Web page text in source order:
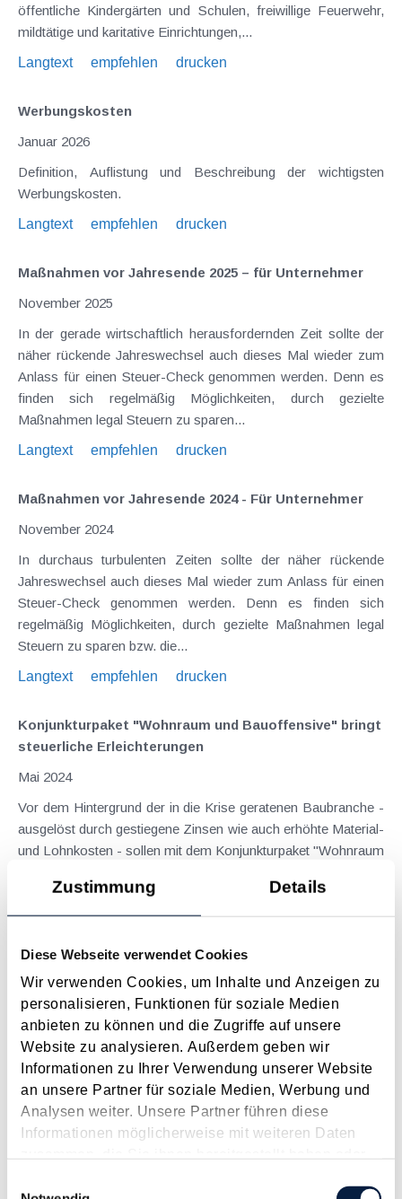
Zustimmung Details
Diese Webseite verwendet Cookies
Wir verwenden Cookies, um Inhalte und Anzeigen zu
personalisieren, Funktionen für soziale Medien
anbieten zu können und die Zugriffe auf unsere
Website zu analysieren. Außerdem geben wir
Informationen zu Ihrer Verwendung unserer Website
an unsere Partner für soziale Medien, Werbung und
Analysen weiter. Unsere Partner führen diese
Informationen möglicherweise mit weiteren Daten
öffentliche Kindergärten und Schulen, freiwillige Feuerwehr,
mildtätige und karitative Einrichtungen,...
Langtext
empfehlen drucken
Werbungskosten
Januar 2026
Definition, Auflistung und Beschreibung der wichtigsten
Werbungskosten.
Langtext
empfehlen drucken
Maßnahmen vor Jahresende 2025 – für Unternehmer
November 2025
In der gerade wirtschaftlich herausfordernden Zeit sollte der
näher rückende Jahreswechsel auch dieses Mal wieder zum
Anlass für einen Steuer-Check genommen werden. Denn es
finden sich regelmäßig Möglichkeiten, durch gezielte
Maßnahmen legal Steuern zu sparen...
Langtext
empfehlen drucken
Maßnahmen vor Jahresende 2024 - Für Unternehmer
November 2024
In durchaus turbulenten Zeiten sollte der näher rückende
Jahreswechsel auch dieses Mal wieder zum Anlass für einen
Steuer-Check genommen werden. Denn es finden sich
regelmäßig Möglichkeiten, durch gezielte Maßnahmen legal
Steuern zu sparen bzw. die...
Langtext
empfehlen drucken
Konjunkturpaket "Wohnraum und Bauoffensive" bringt
steuerliche Erleichterungen
Mai 2024
Vor dem Hintergrund der in die Krise geratenen Baubranche -
ausgelöst durch gestiegene Zinsen wie auch erhöhte Material-
und Lohnkosten - sollen mit dem Konjunkturpaket "Wohnraum
werden, leistbarer Wohnraum geschaffen...
Januar 2024
Definition, Auflistung und Beschreibung der wichtigsten
Betriebsausgaben.
Langtext
empfehlen drucken
Gebäudeentnahme zu steuerlichen Buchwerten
Dezember 2023
Bei Entnahmen von bebauten Grundstücken aus dem